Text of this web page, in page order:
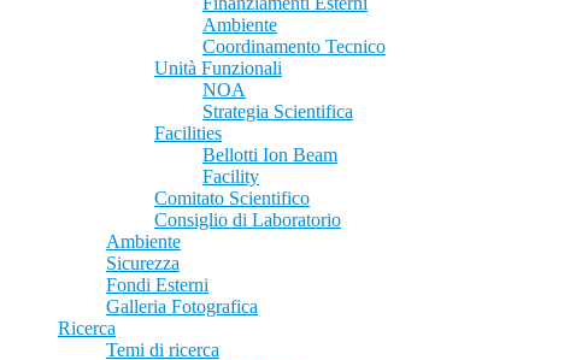
Ambiente
Coordinamento Tecnico
Unità Funzionali
NOA
Strategia Scientifica
Facilities
Bellotti Ion Beam
Facility
Comitato Scientifico
Consiglio di Laboratorio
Ambiente
Sicurezza
Fondi Esterni
Galleria Fotografica
Ricerca
Temi di ricerca